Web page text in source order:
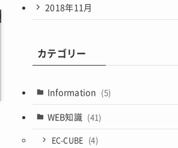
2018年11月
カテゴリー
Information (5)
WEB知識 (41)
EC-CUBE (4)